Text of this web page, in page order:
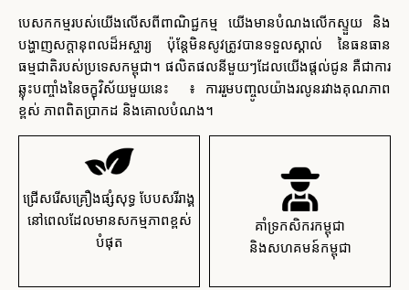
បេសកកម្មរបស់យើងលើសពីពាណិជ្ជកម្ម យើងមានបំណងលើកស្ទួយ និង
បង្ហាញសក្តានុពលដ៏អស្ចារ្យ ប៉ុន្តែមិនសូវត្រូវបានទទួលស្គាល់ នៃធនធាន
ធម្មជាតិរបស់ប្រទេសកម្ពុជា។ ផលិតផលនីមួយៗដែលយើងផ្តល់ជូន គឺជាការ
ឆ្លុះបញ្ចាំងនៃចក្ខុវិស័យមួយនេះ ៖ ការរួមបញ្ចូលយ៉ាងរលូនរវាងគុណភាព
ខ្ពស់ ភាពពិតប្រាកដ និងគោលបំណង។
ជ្រើសរើសគ្រឿងផ្សំសុទ្ធ បែបសរីរាង្គ
នៅពេលដែលមានសកម្មភាពខ្ពស់
បំផុត
គាំទ្រកសិករកម្ពុជា
និងសហគមន៍កម្ពុជា